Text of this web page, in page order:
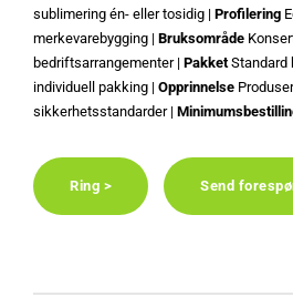
sublimering én- eller tosidig | Profilering
merkevarebygging | Bruksområde
bedriftsarrangementer | PakketStandard
individuell pakking | Opprinnelse
sikkerhetsstandarder |
Ring > Send